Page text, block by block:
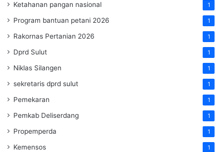
Ketahanan pangan nasional 1
Program bantuan petani 2026 1
Rakornas Pertanian 2026 1
Dprd Sulut 1
Niklas Silangen 1
sekretaris dprd sulut 1
Pemekaran 1
Pemkab Deliserdang 1
Propemperda 1
Kemensos 1